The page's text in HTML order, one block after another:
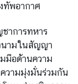
ทัพอากาศ
าการทหาร
นามในสัญญา
มือด้านความ
วามมุ่งมั่นร่วมกัน